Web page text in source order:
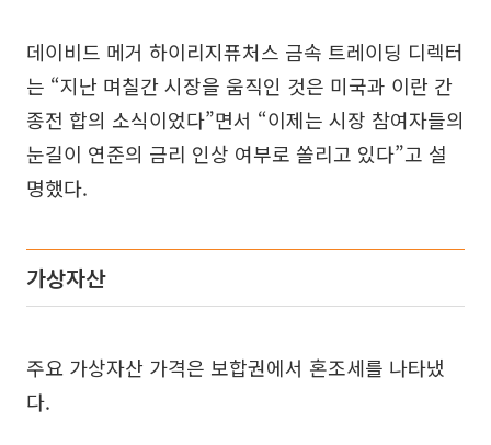
데이비드 메거 하이리지퓨처스 금속 트레이딩 디렉터
는 “지난 며칠간 시장을 움직인 것은 미국과 이란 간
종전 합의 소식이었다”면서 “이제는 시장 참여자들의
눈길이 연준의 금리 인상 여부로 쏠리고 있다”고 설
명했다.
가상자산
주요 가상자산 가격은 보합권에서 혼조세를 나타냈
다.